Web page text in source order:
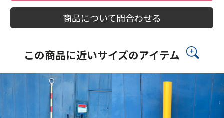
商品について問合わせる
この商品に近いサイズのアイテム